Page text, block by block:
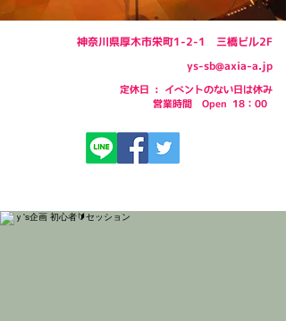
神奈川県厚木市栄町1-2-1 三橋ビル2F
ys-sb@axia-a.jp
定休日 : イベントのない日は休み
​営業時間 Open 18：00